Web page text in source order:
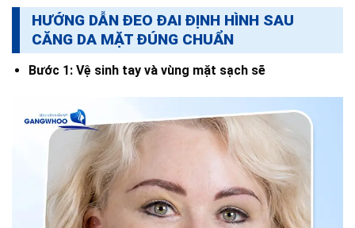
HƯỚNG DẪN ĐEO ĐAI ĐỊNH HÌNH SAU
CĂNG DA MẶT ĐÚNG CHUẨN
Bước 1: Vệ sinh tay và vùng mặt sạch sẽ